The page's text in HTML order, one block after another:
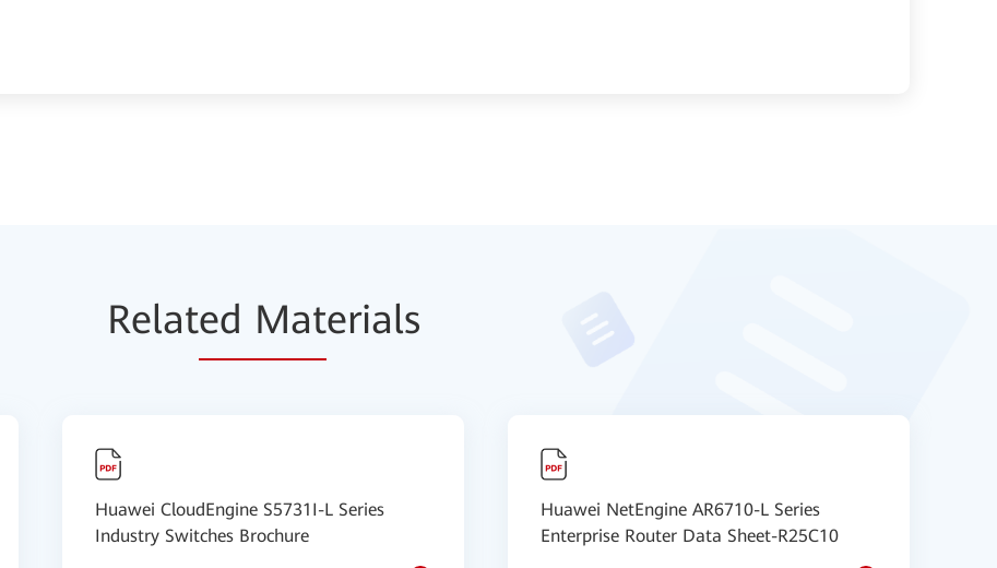
Related Materials
Huawei CloudEngine S5731I-L Series
Industry Switches Brochure
Huawei NetEngine AR6710-L Series
Enterprise Router Data Sheet-R25C10